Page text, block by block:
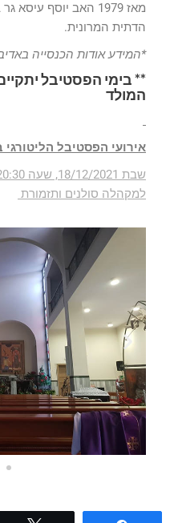
מאז 1979 האב יוסף
הדתית המרונית.
*המידע אודות הכנסייה
** בימי הפסטיבל
המולד
אירועי הפסטיבל הליטורגי
למקהלה סולנים ותזמורת